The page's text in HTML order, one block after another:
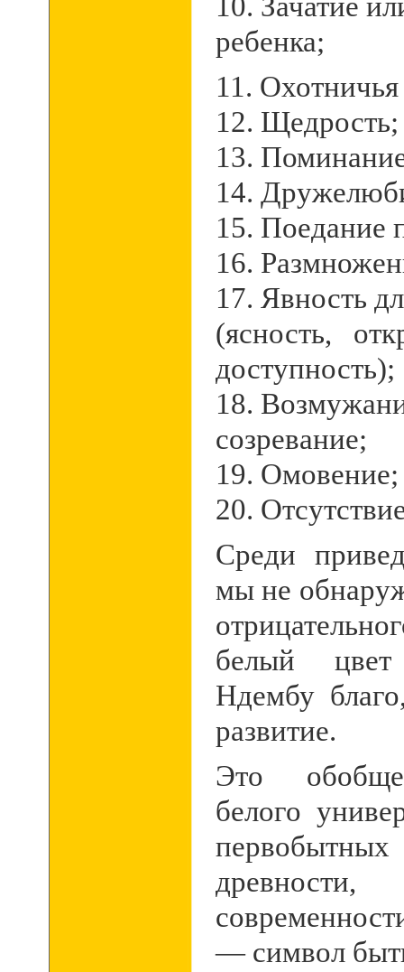
ребенка;
11.
12. Щедрость;
13.
14.
15. Поедание
16.
17. Явность
(ясность,
доступность);
18.
созревание;
19. Омовение;
20.
Среди
мы не
белый
Ндембу
развитие.
Это
белого
— символ